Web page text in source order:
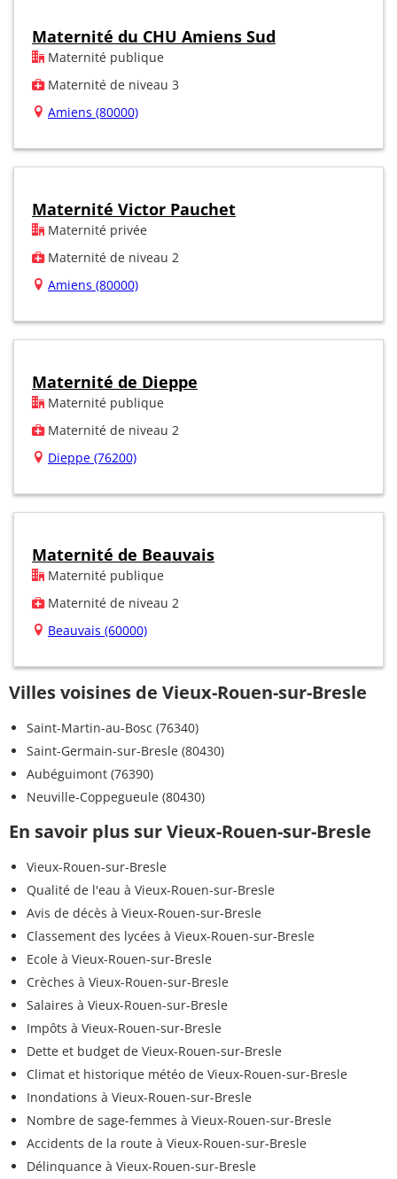
Maternité du CHU Amiens Sud
Maternité publique
Maternité de niveau 3
Amiens (80000)
Maternité Victor Pauchet
Maternité privée
Maternité de niveau 2
Amiens (80000)
Maternité de Dieppe
Maternité publique
Maternité de niveau 2
Dieppe (76200)
Maternité de Beauvais
Maternité publique
Maternité de niveau 2
Beauvais (60000)
Villes voisines de Vieux-Rouen-sur-Bresle
Saint-Martin-au-Bosc (76340)
Saint-Germain-sur-Bresle (80430)
Aubéguimont (76390)
Neuville-Coppegueule (80430)
En savoir plus sur Vieux-Rouen-sur-Bresle
Vieux-Rouen-sur-Bresle
Qualité de l'eau à Vieux-Rouen-sur-Bresle
Avis de décès à Vieux-Rouen-sur-Bresle
Classement des lycées à Vieux-Rouen-sur-Bresle
Ecole à Vieux-Rouen-sur-Bresle
Crèches à Vieux-Rouen-sur-Bresle
Salaires à Vieux-Rouen-sur-Bresle
Impôts à Vieux-Rouen-sur-Bresle
Dette et budget de Vieux-Rouen-sur-Bresle
Climat et historique météo de Vieux-Rouen-sur-Bresle
Inondations à Vieux-Rouen-sur-Bresle
Nombre de sage-femmes à Vieux-Rouen-sur-Bresle
Accidents de la route à Vieux-Rouen-sur-Bresle
Délinquance à Vieux-Rouen-sur-Bresle